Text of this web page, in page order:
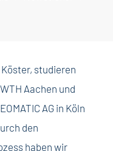
studieren
Aachen und
AG in Köln
den
haben wir